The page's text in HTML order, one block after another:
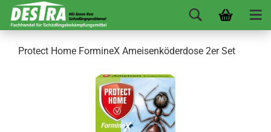
Protect Home FormineX Ameisenköderdose 2er Set